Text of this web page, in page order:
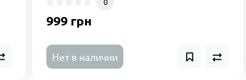
999 грн
Нет в наличии